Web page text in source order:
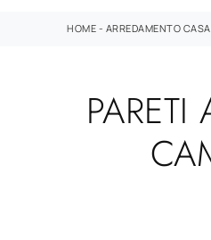
HOME - ARREDAMENTO CASA
PARETI